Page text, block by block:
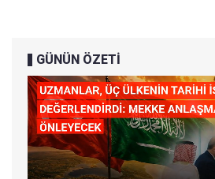
GÜNÜN ÖZETİ